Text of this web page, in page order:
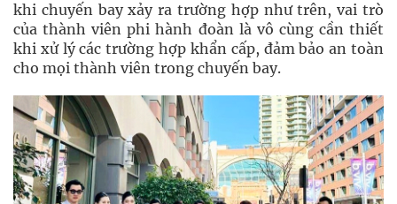
khi chuyến bay xảy ra trường hợp như trên, vai trò
của thành viên phi hành đoàn là vô cùng cần thiết
khi xử lý các trường hợp khẩn cấp, đảm bảo an toàn
cho mọi thành viên trong chuyến bay.